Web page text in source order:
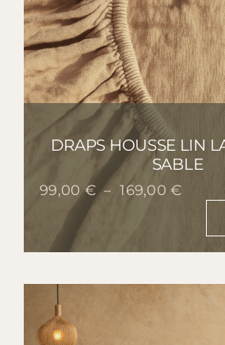
DRAPS HOUSSE LIN
SABLE
99,00€ – 169,00€Plage